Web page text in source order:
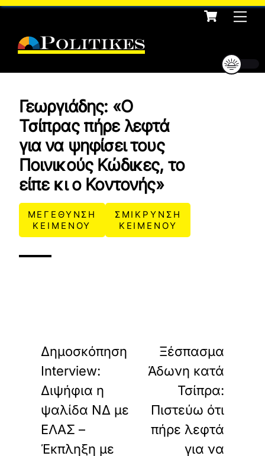
Skip
content
Cart
Γεωργιάδης: «Ο
Τσίπρας πήρε λεφτά
για να ψηφίσει τους
Ποινικούς Κώδικες, το
είπε κι ο Κοντονής»
ΜΕΓΕΘΥΝΣΗ
ΚΕΙΜΕΝΟΥ
ΣΜΙΚΡΥΝΣΗ
ΚΕΙΜΕΝΟΥ
Δημοσκόπηση
Interview:
Διψήφια η
ψαλίδα ΝΔ με
ΕΛΑΣ –
Έκπληξη με
Ξέσπασμα
Άδωνη κατά
Τσίπρα:
Πιστεύω ότι
πήρε λεφτά
για να